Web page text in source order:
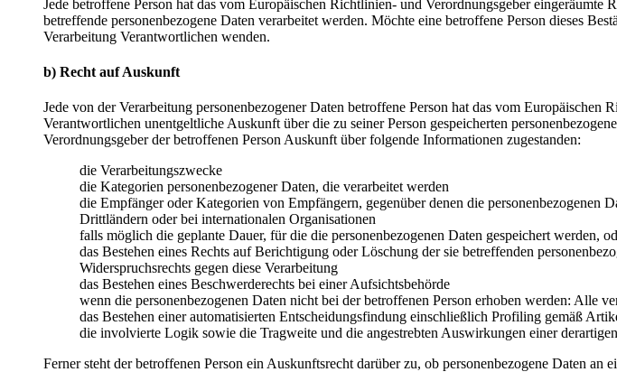
Jede betroffene Person hat das vom Europäischen Richtlinien- und Verordnungsgeber
betreffende personenbezogene Daten verarbeitet werden. Möchte eine betroffene Person dieses
Verarbeitung Verantwortlichen wenden.
b) Recht auf Auskunft
Jede von der Verarbeitung personenbezogener Daten betroffene Person hat das vom
Verantwortlichen unentgeltliche Auskunft über die zu seiner Person gespeicherten
Verordnungsgeber der betroffenen Person Auskunft über folgende Informationen zugestanden:
die Verarbeitungszwecke
die Kategorien personenbezogener Daten, die verarbeitet werden
die Empfänger oder Kategorien von Empfängern, gegenüber denen die
Drittländern oder bei internationalen Organisationen
falls möglich die geplante Dauer, für die die personenbezogenen Daten gespeichert werden,
das Bestehen eines Rechts auf Berichtigung oder Löschung der sie betreffenden
Widerspruchsrechts gegen diese Verarbeitung
das Bestehen eines Beschwerderechts bei einer Aufsichtsbehörde
wenn die personenbezogenen Daten nicht bei der betroffenen Person erhoben werden: Alle
das Bestehen einer automatisierten Entscheidungsfindung einschließlich Profiling gemäß
die involvierte Logik sowie die Tragweite und die angestrebten Auswirkungen einer
Ferner steht der betroffenen Person ein Auskunftsrecht darüber zu, ob personenbezogene Daten